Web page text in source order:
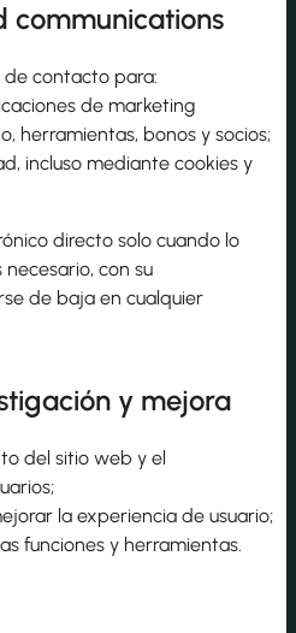
communications
de contacto para:
de marketing
herramientas, bonos y socios;
incluso mediante cookies y
directo solo cuando lo
con su
de baja en cualquier
y mejora
del sitio web y el
la experiencia de usuario;
funciones y herramientas.